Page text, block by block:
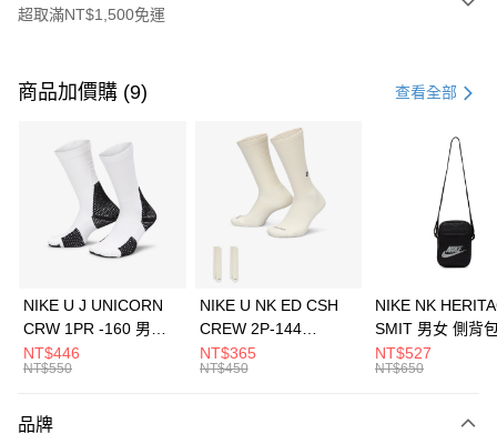
超取滿NT$1,500免運
信用卡一次付款
3 期 0 利率 每期 21家銀行
合作金庫商業銀行
第一商業銀行
華南商業銀行
彰化商業銀行
上海商業儲蓄銀行
元大商業銀行
台灣樂天信用卡公司
Apple Pay
全盈+PAY
AFTEE先享後付
【關於「AFTEE先享後付」】
商品加價購 (9) 查看全部
NIKE U J UNICORN
CRW 1PR -160 男女
中統襪 FZ3393100
NT$446
NT$550
NIKE U NK ED CSH
CREW 2P-144
EMBRDY 男女 短統襪
FZ3073133
NT$365
NT$450
NIKE NK
SMIT 男女 側背
BA5871010
NT$527
NT$650
品牌